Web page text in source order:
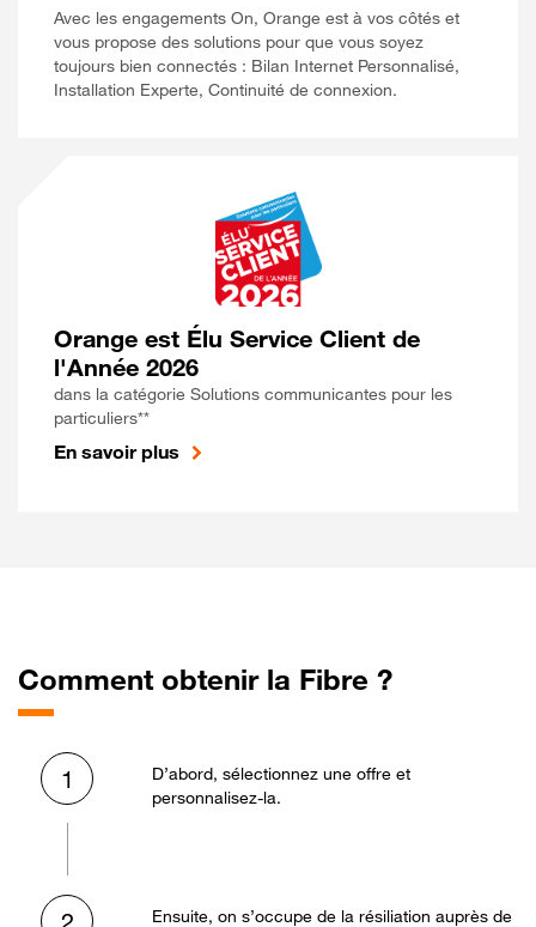
Avec les engagements On, Orange est à vos côtés et
vous propose des solutions pour que vous soyez
toujours bien connectés : Bilan Internet Personnalisé,
Installation Experte, Continuité de connexion.
Orange est Élu Service Client de
l'Année 2026
dans la catégorie Solutions communicantes pour les
particuliers**
En savoir plus
Comment obtenir la Fibre ?
1
D’abord, sélectionnez une offre et
personnalisez-la.
Ensuite, on s’occupe de la résiliation auprès de